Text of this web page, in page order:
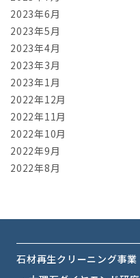
2023年6月
2023年5月
2023年4月
2023年3月
2023年1月
2022年12月
2022年11月
2022年10月
2022年9月
2022年8月
石材再生クリーニング事業